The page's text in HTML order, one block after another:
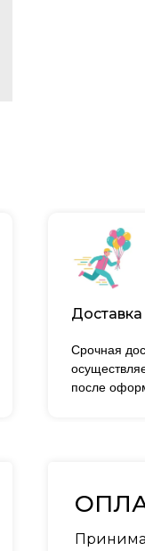
Срочная
после
Доставка